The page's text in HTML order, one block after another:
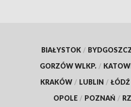
BIAŁYSTOK /
GORZÓW WLKP. /
KRAKÓW / LUBLIN / ŁÓDŹ
OPOLE / POZNAŃ /